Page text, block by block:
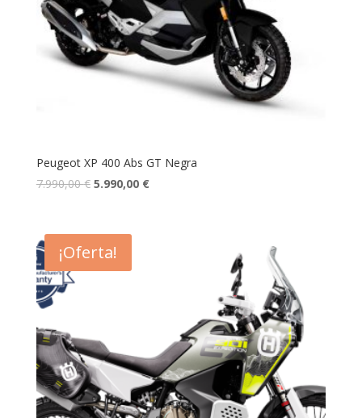
Peugeot XP 400 Abs GT Negra
7.990,00€ 5.990,00 €
¡Oferta!